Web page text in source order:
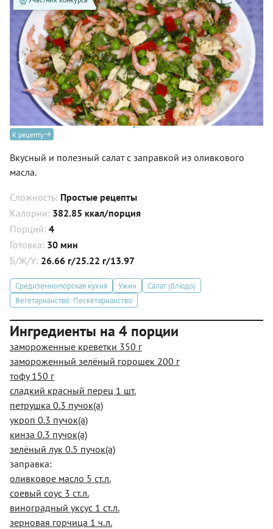
К рецепту
Вкусный и полезный салат с заправкой из оливкового
масла.
Сложность: Простые рецепты
Калории: 382.85 ккал/порция
Порций: 4
Готовка: 30 мин
Б/Ж/У: 26.66 г/25.22 г/13.97
Средиземноморская кухня Ужин
Салат (блюдо)
Вегетарианство: Пескетарианство
Ингредиенты на 4 порции
замороженные креветки 350 г
замороженный зелёный горошек 200 г
тофу 150 г
сладкий красный перец 1 шт.
петрушка 0.3 пучок(а)
укроп 0.3 пучок(а)
кинза 0.3 пучок(а)
зелёный лук 0.5 пучок(а)
заправка:
оливковое масло 5 ст.л.
соевый соус 3 ст.л.
виноградный уксус 1 ст.л.
зерновая горчица 1 ч.л.